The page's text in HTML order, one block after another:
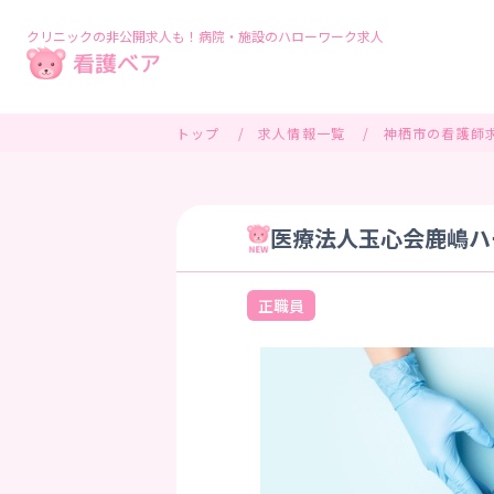
クリニックの非公開求人も！病院・施設のハローワーク求人
トップ 求人情報一覧 神栖市の看護師
医療法人玉心会鹿嶋
正職員